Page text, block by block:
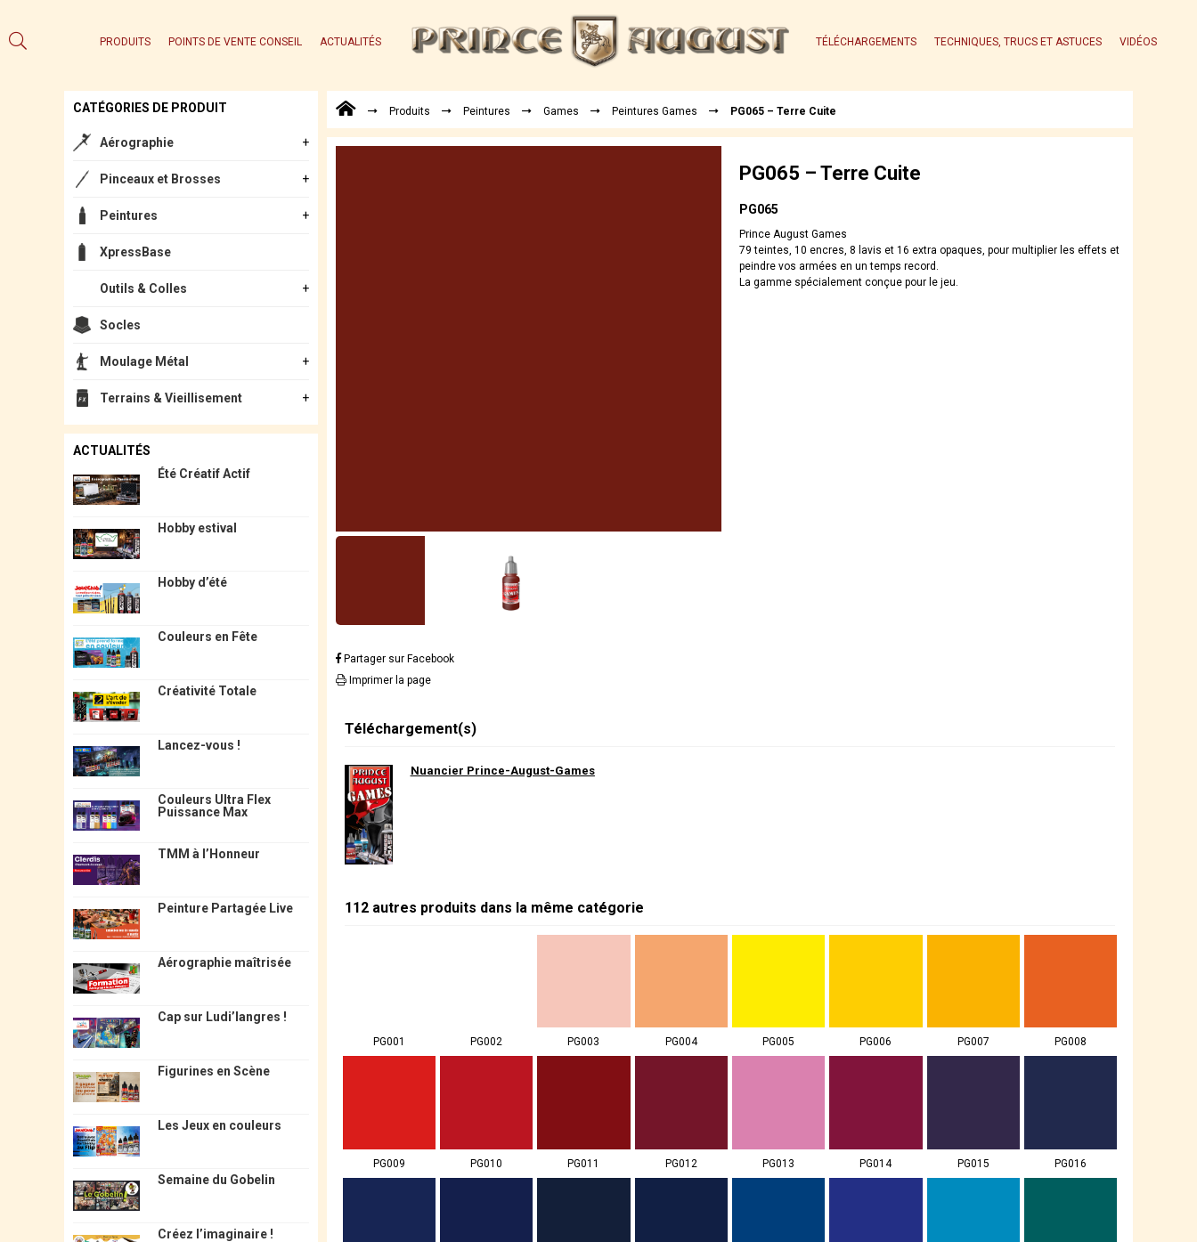
PRODUITS POINTS DE VENTE CONSEIL ACTUALITÉS TÉLÉCHARGEMENTS TECHNIQUES, TRUCS ET ASTUCES VIDÉOS
CATÉGORIES DE PRODUIT
Aérographie
Pinceaux et Brosses
Peintures
XpressBase
Outils & Colles
Socles
Moulage Métal
Terrains & Vieillisement
ACTUALITÉS
Été Créatif Actif
Hobby estival
Hobby d’été
Couleurs en Fête
Créativité Totale
Lancez-vous !
Couleurs Ultra Flex
Puissance Max
TMM à l’Honneur
Peinture Partagée Live
Aérographie maîtrisée
Cap sur Ludi’langres !
Figurines en Scène
Les Jeux en couleurs
Semaine du Gobelin
Créez l’imaginaire !
Produits Peintures Games Peintures Games PG065 – Terre Cuite
Partager sur Facebook
Imprimer la page
PG065 – Terre Cuite
PG065
Prince August Games
79 teintes, 10 encres, 8 lavis et 16 extra opaques, pour multiplier les effets et
peindre vos armées en un temps record.
La gamme spécialement conçue pour le jeu.
Téléchargement(s)
Nuancier Prince-August-Games
112 autres produits dans la même catégorie
PG001 PG002 PG003 PG004 PG005 PG006 PG007 PG008
PG009 PG010 PG011 PG012 PG013 PG014 PG015 PG016